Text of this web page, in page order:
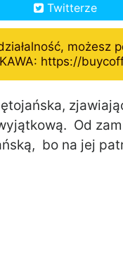
Twitterze
możesz
KAWA: https://
Od
bo na jej